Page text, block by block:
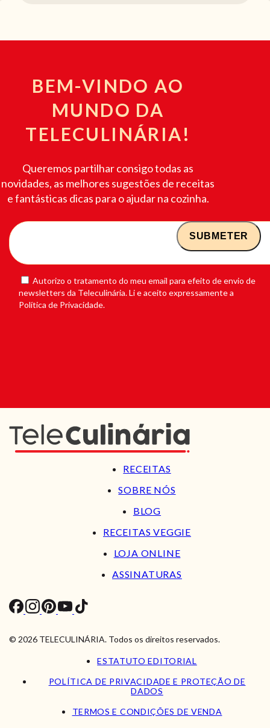
BEM-VINDO AO
MUNDO DA
TELECULINÁRIA!
Queremos partilhar consigo todas as
novidades, as melhores sugestões de receitas
e fantásticas dicas para o ajudar na cozinha.
Autorizo o tratamento do meu email para efeito de envio de
newsletters da Teleculinária. Li e aceito expressamente a
Política de Privacidade.
RECEITAS
SOBRE NÓS
BLOG
RECEITAS VEGGIE
LOJA ONLINE
ASSINATURAS
© 2026 TELECULINÁRIA. Todos os direitos reservados.
ESTATUTO EDITORIAL
POLÍTICA DE PRIVACIDADE E PROTEÇÃO DE
DADOS
TERMOS E CONDIÇÕES DE VENDA